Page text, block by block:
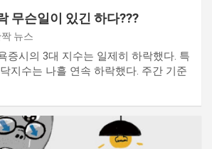
무슨일이 있긴 하다???
뉴스
증시의 3대 지수는 일제히 하락했다. 특
지수는 나흘 연속 하락했다. 주간 기준